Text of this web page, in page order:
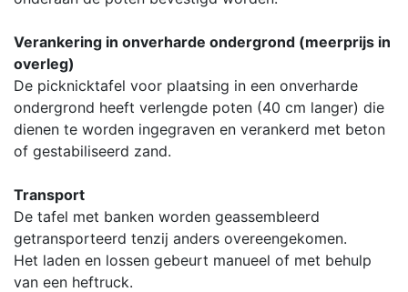
Verankering in onverharde ondergrond (meerprijs in
overleg)
De picknicktafel voor plaatsing in een onverharde
ondergrond heeft verlengde poten (40 cm langer) die
dienen te worden ingegraven en verankerd met beton
of gestabiliseerd zand.
Transport
De tafel met banken worden geassembleerd
getransporteerd tenzij anders overeengekomen.
Het laden en lossen gebeurt manueel of met behulp
van een heftruck.